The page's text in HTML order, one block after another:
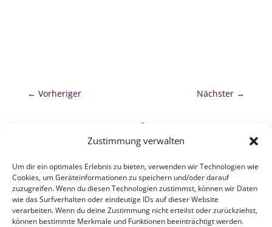
Zustimmung verwalten
Um dir ein optimales Erlebnis zu bieten, verwenden wir Technologien wie
Cookies, um Geräteinformationen zu speichern und/oder darauf
zuzugreifen. Wenn du diesen Technologien zustimmst, können wir Daten
wie das Surfverhalten oder eindeutige IDs auf dieser Website
verarbeiten. Wenn du deine Zustimmung nicht erteilst oder zurückziehst,
können bestimmte Merkmale und Funktionen beeinträchtigt werden.
← Vorheriger Nächster →
zurück zur Übersicht
ZEBAU GMBH